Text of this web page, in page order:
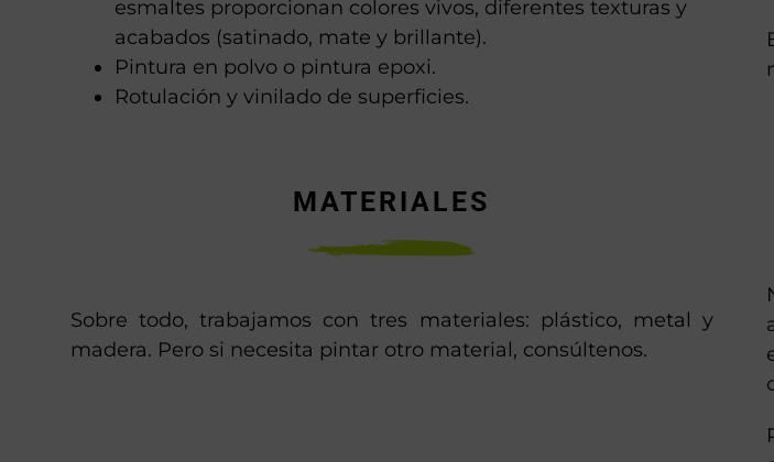
esmaltes proporcionan colores vivos, diferentes texturas y
acabados (satinado, mate y brillante).
Pintura en polvo o pintura epoxi.
Rotulación y vinilado de superficies.
MATERIALES
Sobre todo, trabajamos con tres materiales: plástico, metal y
madera. Pero si necesita pintar otro material, consúltenos.